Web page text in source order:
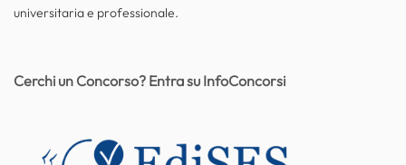
universitaria e professionale.
Cerchi un Concorso? Entra su InfoConcorsi